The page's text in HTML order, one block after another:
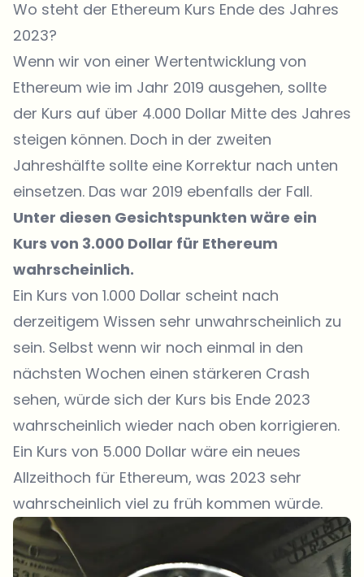
Wo steht der Ethereum Kurs Ende des Jahres
2023?
Wenn wir von einer Wertentwicklung von
Ethereum wie im Jahr 2019 ausgehen, sollte
der Kurs auf über 4.000 Dollar Mitte des Jahres
steigen können. Doch in der zweiten
Jahreshälfte sollte eine Korrektur nach unten
einsetzen. Das war 2019 ebenfalls der Fall.
Unter diesen Gesichtspunkten wäre ein
Kurs von 3.000 Dollar für Ethereum
wahrscheinlich.
Ein Kurs von 1.000 Dollar scheint nach
derzeitigem Wissen sehr unwahrscheinlich zu
sein. Selbst wenn wir noch einmal in den
nächsten Wochen einen stärkeren Crash
sehen, würde sich der Kurs bis Ende 2023
wahrscheinlich wieder nach oben korrigieren.
Ein Kurs von 5.000 Dollar wäre ein neues
Allzeithoch für Ethereum, was 2023 sehr
wahrscheinlich viel zu früh kommen würde.